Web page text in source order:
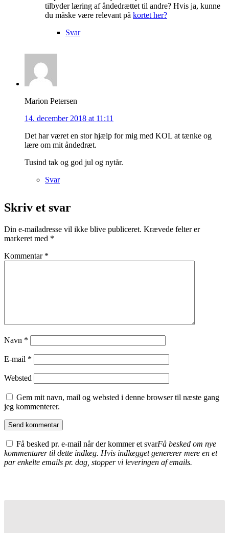
tilbyder læring af åndedrættet til andre? Hvis ja, kunne
du måske være relevant på kortet her?
Svar
Marion Petersen
14. december 2018 at 11:11
Det har været en stor hjælp for mig med KOL at tænke og
lære om mit åndedræt.
Tusind tak og god jul og nytår.
Svar
Skriv et svar
Din e-mailadresse vil ikke blive publiceret. Krævede felter er
markeret med *
Kommentar *
Navn *
E-mail *
Websted
Gem mit navn, mail og websted i denne browser til næste gang
jeg kommenterer.
Få besked pr. e-mail når der kommer et svarFå besked om nye
kommentarer til dette indlæg. Hvis indlægget genererer mere en et
par enkelte emails pr. dag, stopper vi leveringen af emails.